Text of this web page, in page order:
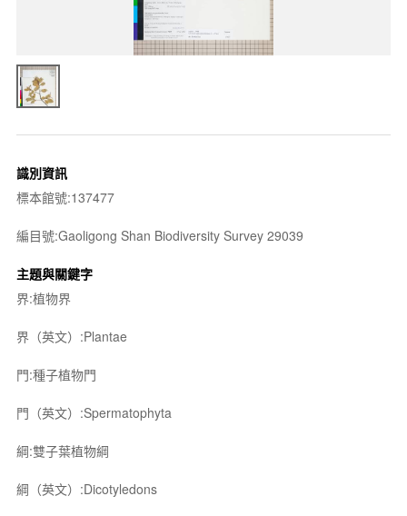
識別資訊
標本館號:137477
編目號:Gaoligong Shan Biodiversity Survey 29039
主題與關鍵字
界:植物界
界（英文）:Plantae
門:種子植物門
門（英文）:Spermatophyta
綱:雙子葉植物綱
綱（英文）:Dicotyledons